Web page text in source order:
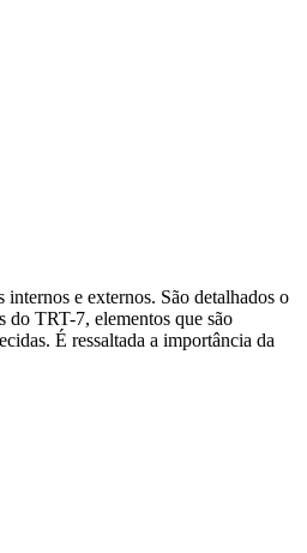
e externos. São detalhados o
do TRT-7, elementos que são
É ressaltada a importância da